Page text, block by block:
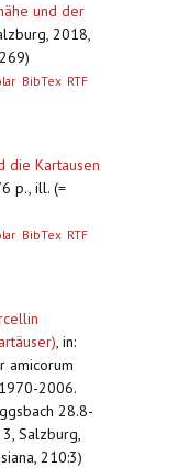
und der
2018,
BibTex RTF
die Kartausen
p., ill. (=
BibTex RTF
, in:
amicorum
2006.
28.8-
Salzburg,
210:3)